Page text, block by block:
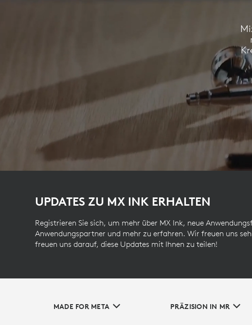
UPDATES ZU MX INK ERHALTEN
Registrieren Sie sich, um mehr über MX Ink, neue
Anwendungspartner und mehr zu erfahren. Wir freuen uns
freuen uns darauf, diese Updates mit Ihnen zu teilen!
MADE FOR META PRÄZISION IN MR